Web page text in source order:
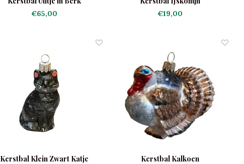
€65,00 €19,00
Kerstbal Klein Zwart Katje Kerstbal Kalkoen